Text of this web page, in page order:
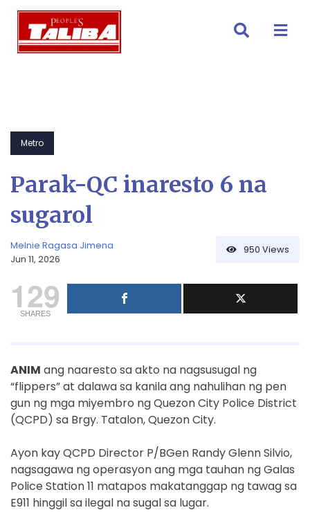
Skip
content
Metro
Parak-QC inaresto 6 na
sugarol
Melnie Ragasa Jimena
Jun 11, 2026
950 Views
129
SHARES
ANIM ang naaresto sa akto na nagsusugal ng
“flippers” at dalawa sa kanila ang nahulihan ng pen
gun ng mga miyembro ng Quezon City Police District
(QCPD) sa Brgy. Tatalon, Quezon City.
Ayon kay QCPD Director P/BGen Randy Glenn Silvio,
nagsagawa ng operasyon ang mga tauhan ng Galas
Police Station 11 matapos makatanggap ng tawag sa
E911 hinggil sa ilegal na sugal sa lugar.